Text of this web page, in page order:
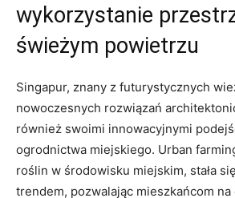
wykorzystanie
świeżym⁤ powietrzu
Singapur, znany z futurystycznych
⁤nowoczesnych‌ rozwiązań
również swoimi innowacyjnymi⁣
ogrodnictwa miejskiego. Urban
roślin w środowisku ⁣miejskim, stała
trendem,‍ pozwalając mieszkańcom